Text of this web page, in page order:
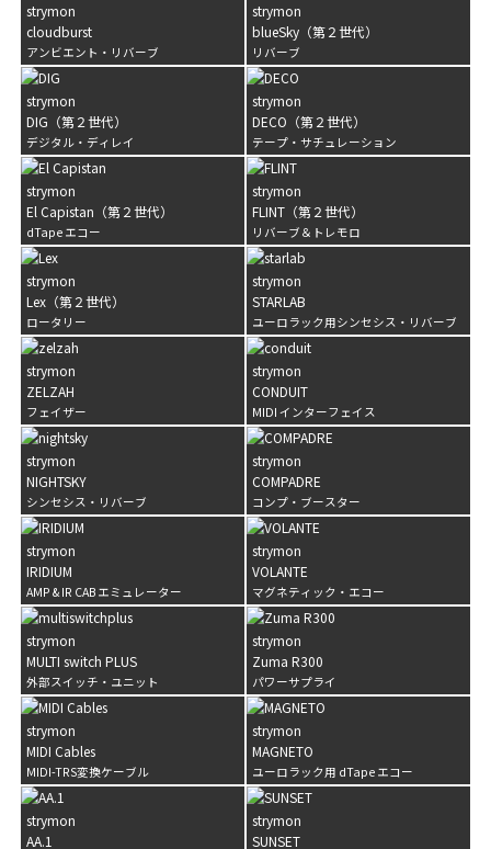
dTape echo
Reverb Machine
strymon
cloudburst
アンビエント・リバーブ
strymon
blueSky（第２世代）
リバーブ
strymon
DIG（第２世代）
デジタル・ディレイ
strymon
DECO（第２世代）
テープ・サチュレーション
strymon
El Capistan（第２世代）
dTape エコー
strymon
FLINT（第２世代）
リバーブ＆トレモロ
strymon
Lex（第２世代）
ロータリー
strymon
STARLAB
ユーロラック用シンセシス・リバーブ
strymon
ZELZAH
フェイザー
strymon
CONDUIT
MIDI インターフェイス
strymon
NIGHTSKY
シンセシス・リバーブ
strymon
COMPADRE
コンプ・ブースター
strymon
IRIDIUM
AMP & IR CAB エミュレーター
strymon
VOLANTE
マグネティック・エコー
strymon
MULTI switch PLUS
外部スイッチ・ユニット
strymon
Zuma R300
パワーサプライ
strymon
MIDI Cables
MIDI-TRS変換ケーブル
strymon
MAGNETO
ユーロラック用 dTape エコー
strymon
AA.1
strymon
SUNSET